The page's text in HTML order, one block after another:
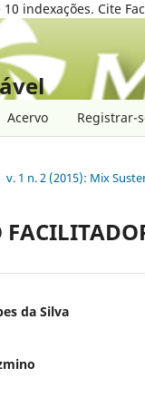
indexações. Cite
Acervo Registrar-
v. 1 n. 2 (2015): Mix
da Silva